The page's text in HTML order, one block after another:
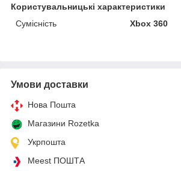
Користувальницькі характеристики
Сумісність
Xbox 360
Умови доставки
Нова Пошта
Магазини Rozetka
Укрпошта
Meest ПОШТА